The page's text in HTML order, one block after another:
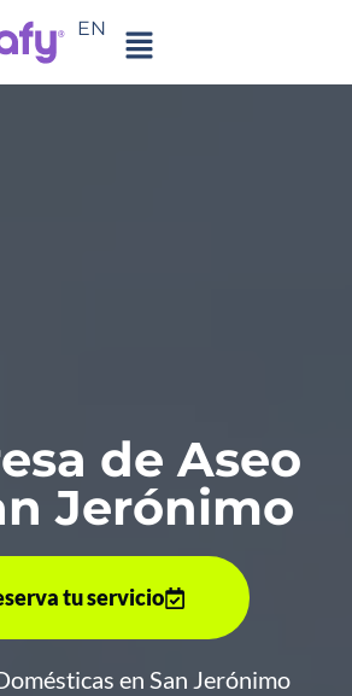
EN
de Aseo
Jerónimo
tu servicio
en San Jerónimo